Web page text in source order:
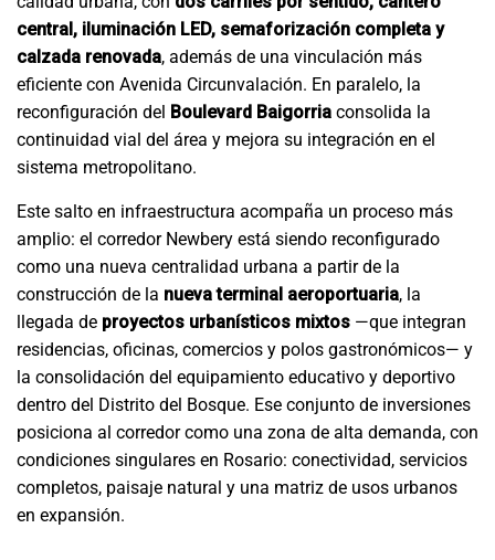
central, iluminación LED, semaforización completa y
calzada renovada, además de una vinculación más
eficiente con Avenida Circunvalación. En paralelo, la
reconfiguración del Boulevard Baigorria consolida la
continuidad vial del área y mejora su integración en el
sistema metropolitano.
Este salto en infraestructura acompaña un proceso más
amplio: el corredor Newbery está siendo reconfigurado
como una nueva centralidad urbana a partir de la
construcción de la nueva terminal aeroportuaria, la
llegada de proyectos urbanísticos mixtos —que integran
residencias, oficinas, comercios y polos gastronómicos— y
la consolidación del equipamiento educativo y deportivo
dentro del Distrito del Bosque. Ese conjunto de inversiones
posiciona al corredor como una zona de alta demanda, con
condiciones singulares en Rosario: conectividad, servicios
completos, paisaje natural y una matriz de usos urbanos
en expansión.